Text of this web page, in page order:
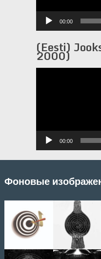
00:00
(Eesti)
2000)
00:00
Фоновые